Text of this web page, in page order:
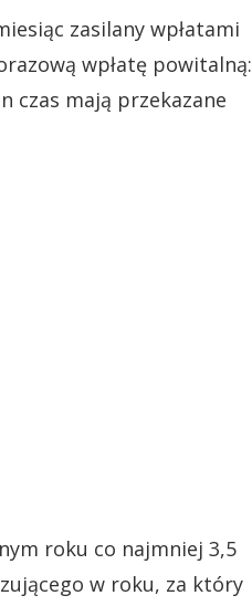
zasilany wpłatami
wpłatę powitalną:
czas mają przekazane
roku co najmniej 3,5
w roku, za który